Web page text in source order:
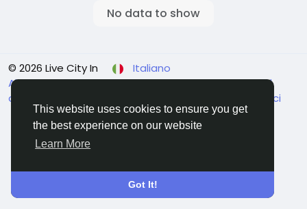
This website uses cookies to ensure you get
the best experience on our website
Learn More
Got It!
No data to show
© 2026 Live City In
Italiano
About Termini e Condizioni Privacy Shipping and
delivery policy
Contattaci
Elenco